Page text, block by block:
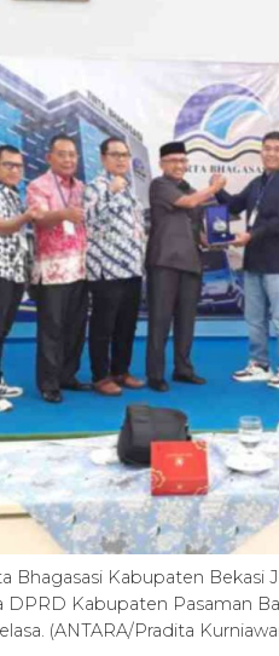
Bhagasasi Kabupaten Bekasi
DPRD Kabupaten Pasaman
(ANTARA/Pradita